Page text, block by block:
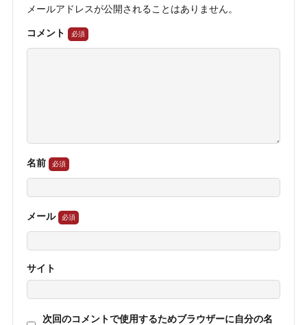
メールアドレスが公開されることはありません。
コメント
名前
メール
サイト
次回のコメントで使用するためブラウザーに自分の名